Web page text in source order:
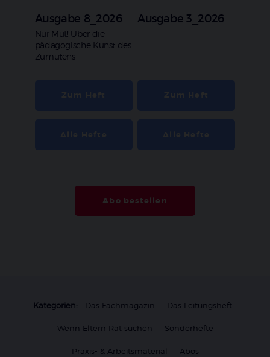
Ausgabe 8_2026
:
Nur Mut! Über die
pädagogische Kunst des
Zumutens
Ausgabe 3_2026
Abo bestellen
Kategorien: Das Fachmagazin Das Leitungsheft
Wenn Eltern Rat suchen Sonderhefte
Praxis- & Arbeitsmaterial Abos